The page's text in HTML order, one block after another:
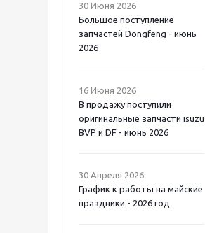
30 Июня 2026
Большое поступление
запчастей Dongfeng - июнь
2026
16 Июня 2026
В продажу поступили
оригинальные запчасти isuzu
BVP и DF - июнь 2026
30 Апреля 2026
График к работы на майские
праздники - 2026 год